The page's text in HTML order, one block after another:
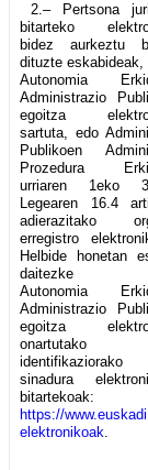
2.– Pertsona
bitarteko
bidez aurkeztu
dituzte eskabideak,
Autonomia
Administrazio
egoitza
sartuta, edo
Publikoen
Prozedura
urriaren 1eko
Legearen 16.4
adierazitako
erregistro
Helbide honetan
daitezke
Autonomia
Administrazio
egoitza
onartutako
sinadura
bitartekoak:
https://
elektronikoak.